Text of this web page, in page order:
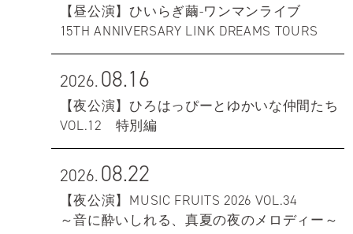
【昼公演】ひいらぎ繭-ワンマンライブ
15TH ANNIVERSARY LINK DREAMS TOURS
2026.08.16
【夜公演】ひろはっぴーとゆかいな仲間たち
VOL.12 特別編
2026.08.22
【夜公演】MUSIC FRUITS 2026 VOL.34
～音に酔いしれる、真夏の夜のメロディー～